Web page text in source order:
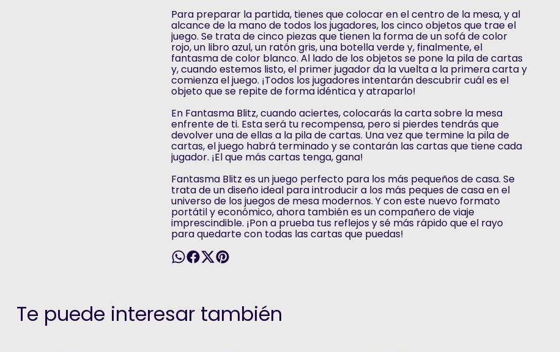
Para preparar la partida, tienes que colocar en el centro de la mesa, y al
alcance de la mano de todos los jugadores, los cinco objetos que trae el
juego. Se trata de cinco piezas que tienen la forma de un sofá de color
rojo, un libro azul, un ratón gris, una botella verde y, finalmente, el
fantasma de color blanco. Al lado de los objetos se pone la pila de cartas
y, cuando estemos listo, el primer jugador da la vuelta a la primera carta y
comienza el juego. ¡Todos los jugadores intentarán descubrir cuál es el
objeto que se repite de forma idéntica y atraparlo!
En Fantasma Blitz, cuando aciertes, colocarás la carta sobre la mesa
enfrente de ti. Esta será tu recompensa, pero si pierdes tendrás que
devolver una de ellas a la pila de cartas. Una vez que termine la pila de
cartas, el juego habrá terminado y se contarán las cartas que tiene cada
jugador. ¡El que más cartas tenga, gana!
Fantasma Blitz es un juego perfecto para los más pequeños de casa. Se
trata de un diseño ideal para introducir a los más peques de casa en el
universo de los juegos de mesa modernos. Y con este nuevo formato
portátil y económico, ahora también es un compañero de viaje
imprescindible. ¡Pon a prueba tus reflejos y sé más rápido que el rayo
para quedarte con todas las cartas que puedas!
Te puede interesar también